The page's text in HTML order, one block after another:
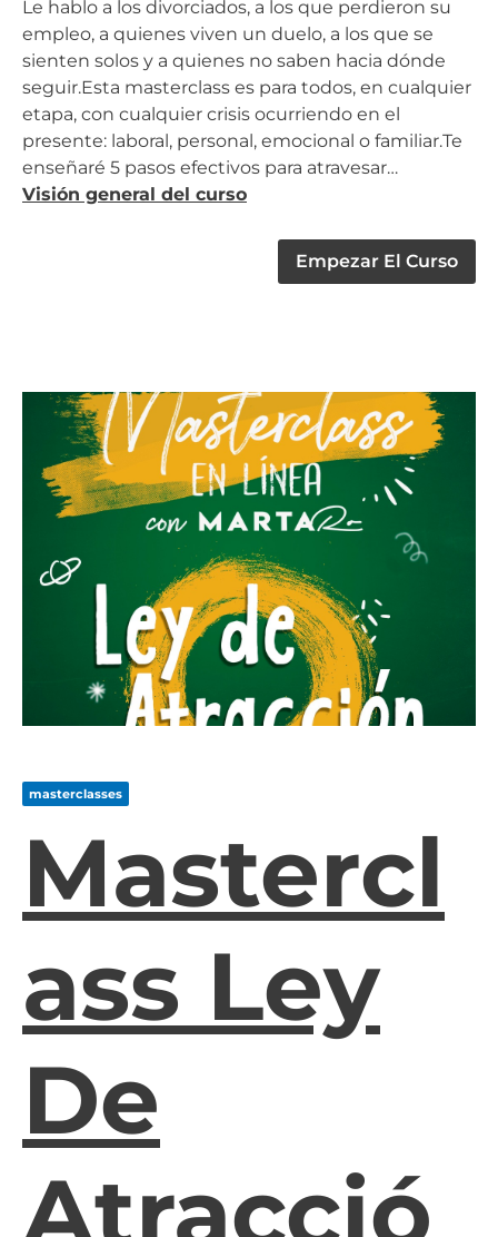
Le hablo a los divorciados, a los que perdieron su
empleo, a quienes viven un duelo, a los que se
sienten solos y a quienes no saben hacia dónde
seguir.Esta masterclass es para todos, en cualquier
etapa, con cualquier crisis ocurriendo en el
presente: laboral, personal, emocional o familiar.Te
enseñaré 5 pasos efectivos para atravesar…
Visión general del curso
Empezar El Curso
masterclasses
Mastercl
Ass Ley
De
Atracció